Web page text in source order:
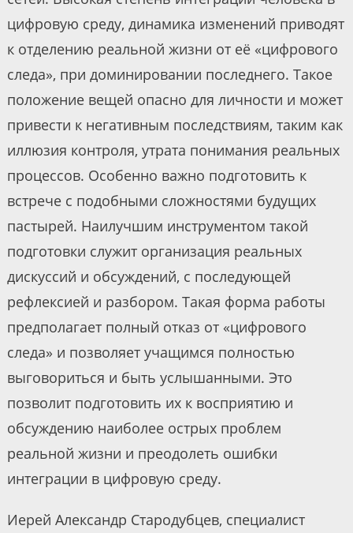
цифровую среду, динамика изменений приводят
к отделению реальной жизни от её «цифрового
следа», при доминировании последнего. Такое
положение вещей опасно для личности и может
привести к негативным последствиям, таким как
иллюзия контроля, утрата понимания реальных
процессов. Особенно важно подготовить к
встрече с подобными сложностями будущих
пастырей. Наилучшим инструментом такой
подготовки служит организация реальных
дискуссий и обсуждений, с последующей
рефлексией и разбором. Такая форма работы
предполагает полный отказ от «цифрового
следа» и позволяет учащимся полностью
выговориться и быть услышанными. Это
позволит подготовить их к восприятию и
обсуждению наиболее острых проблем
реальной жизни и преодолеть ошибки
интеграции в цифровую среду.
Иерей Александр Стародубцев, специалист